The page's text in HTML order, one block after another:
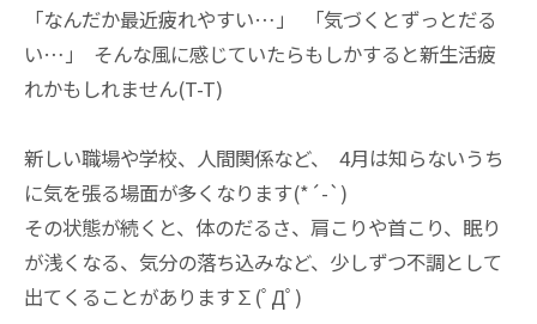
「なんだか最近疲れやすい…」 「気づくとずっとだる
い…」 そんな風に感じていたらもしかすると新生活疲
れかもしれません(T-T)
新しい職場や学校、人間関係など、 4月は知らないうち
に気を張る場面が多くなります(*´-`)
その状態が続くと、体のだるさ、肩こりや首こり、 眠り
が浅くなる、気分の落ち込みなど、 少しずつ不調として
出てくることがあります∑(ﾟДﾟ)